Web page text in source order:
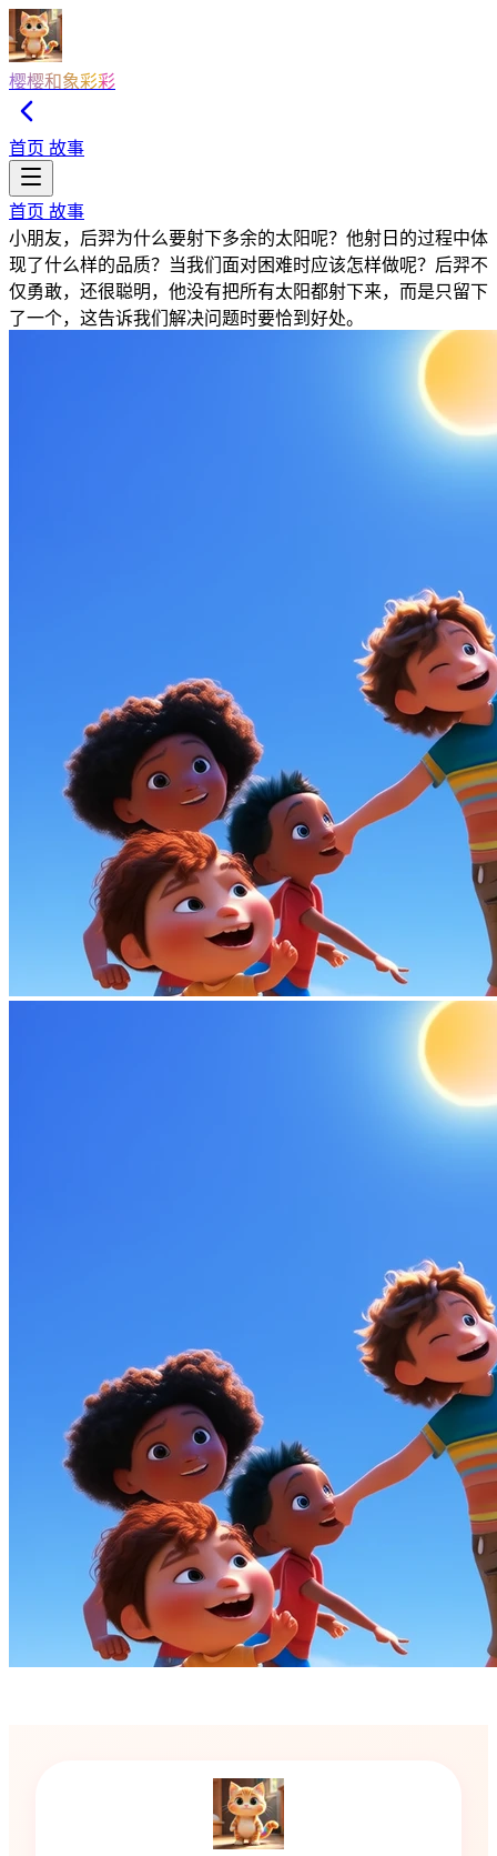
樱樱和象彩彩
首页 故事
首页 故事
小朋友，后羿为什么要射下多余的太阳呢？他射日的过程中体
现了什么样的品质？当我们面对困难时应该怎样做呢？后羿不
仅勇敢，还很聪明，他没有把所有太阳都射下来，而是只留下
了一个，这告诉我们解决问题时要恰到好处。